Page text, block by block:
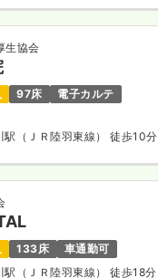
生協会
97床
電子カルテ
駅（ＪＲ陸羽東線） 徒歩10分
133床
車通勤可
駅（ＪＲ陸羽東線） 徒歩18分